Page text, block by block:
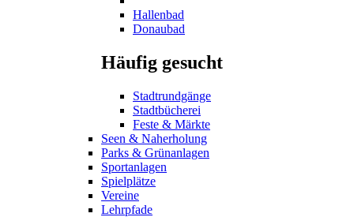
Hallenbad
Donaubad
Häufig gesucht
Stadtrundgänge
Stadtbücherei
Feste & Märkte
Seen & Naherholung
Parks & Grünanlagen
Sportanlagen
Spielplätze
Vereine
Lehrpfade